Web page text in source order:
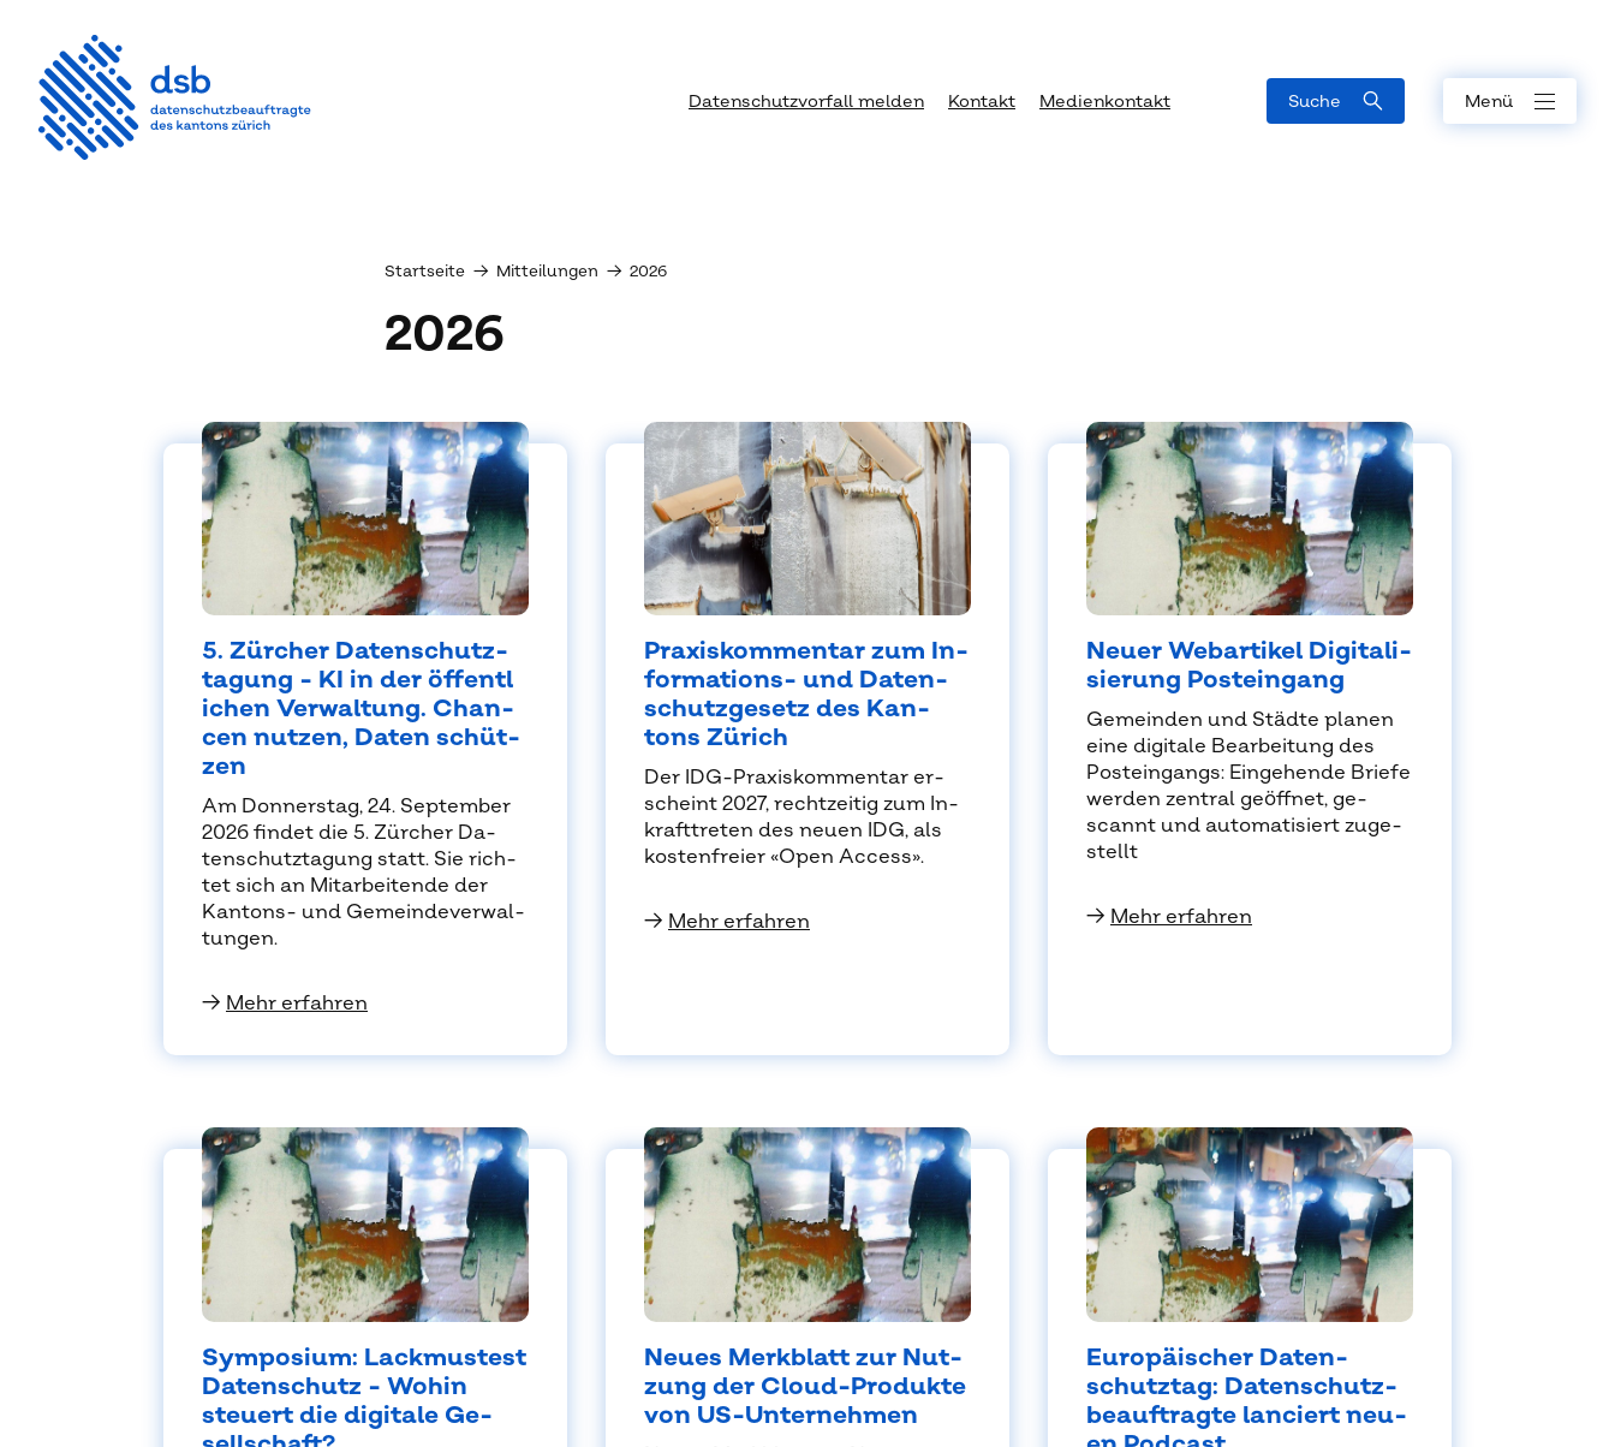
Datenschutzvorfall melden Kontakt Medienkontakt Suche Menü
Startseite → Mitteilungen → 2026
2026
5. Zür­cher Da­ten­schutz­
ta­gung - KI in der öf­fent­l
i­chen Ver­wal­tung. Chan­
cen nut­zen, Da­ten schüt­
zen
Am Don­ners­tag, 24. Sep­tem­ber
2026 fin­det die 5. Zür­cher Da­
ten­schutz­ta­gung statt. Sie rich­
tet sich an Mit­ar­bei­ten­de der
Kan­tons- und Ge­mein­de­ver­wal­
tun­gen.
→ Mehr erfahren
Pra­xis­kom­men­tar zum In­
for­ma­ti­ons- und Da­ten­
schutz­ge­setz des Kan­
tons Zü­rich
Der IDG-Pra­xis­kom­men­tar er­
scheint 2027, recht­zei­tig zum In­
kraft­tre­ten des neu­en IDG, als
kos­ten­frei­er «O­pen Ac­ces­s».
→ Mehr erfahren
Neu­er Web­ar­ti­kel Di­gi­ta­li­
sie­rung Post­ein­gang
Ge­mein­den und Städ­te pla­nen
eine di­gi­ta­le Be­ar­bei­tung des
Post­ein­gangs: Ein­ge­hen­de Brie­fe
wer­den zen­tral ge­öff­net, ge­
scannt und au­to­ma­ti­siert zu­ge­
stellt
→ Mehr erfahren
Sym­po­si­um: Lack­mus­test
Da­ten­schutz - Wo­hin
steu­ert die di­gi­ta­le Ge­
Neu­es Merk­blatt zur Nut­
zung der Cloud-Pro­duk­te
von US-Un­ter­neh­men
Eu­ro­päi­scher Da­ten­
schutz­tag: Da­ten­schutz­
be­auf­trag­te lan­ciert neu­